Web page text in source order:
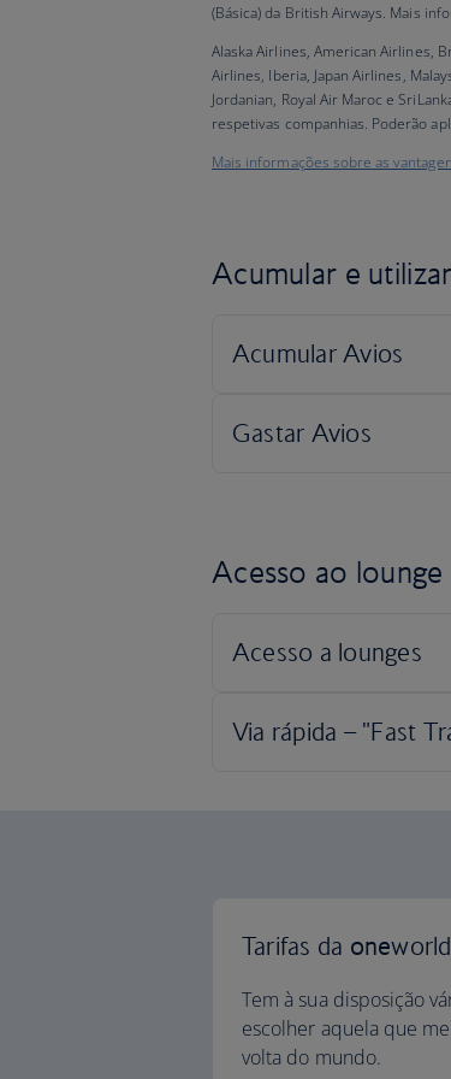
(Básica) da British Airways. Mais
Alaska Airlines, American Airlines,
Airlines, Iberia, Japan Airlines,
Jordanian, Royal Air Maroc e
respetivas companhias. Poderão
Mais informações sobre as
Acumular e
Acesso ao
Tarifas da oneworld
Tem à sua disposição
escolher aquela que
volta do mundo.